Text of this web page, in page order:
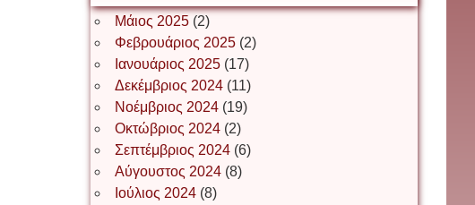
Δημήτριος Ζακοντινός
ΕΥΑΓΓΕΛΟΣ ΜΩΚΟΣ
Μάιος 2025 (2)
Φεβρουάριος 2025 (2)
Ιανουάριος 2025 (17)
Δεκέμβριος 2024 (11)
Νοέμβριος 2024 (19)
Οκτώβριος 2024 (2)
Σεπτέμβριος 2024 (6)
Αύγουστος 2024 (8)
Ιούλιος 2024 (8)